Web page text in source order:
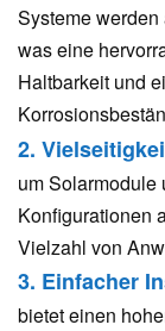
Systeme
was eine
Haltbarkeit und
2.
um Solarmodule
Konfigurationen
Vielzahl von
3. Einfacher
bietet einen